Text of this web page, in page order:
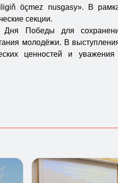
öçmez nusgasy». В
секции.
Дня Победы для
молодёжи. В
ценностей и